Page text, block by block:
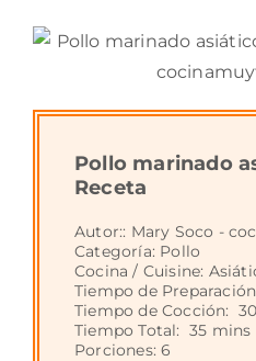
Pollo marinado
Receta
Autor:: Mary Soco -
Categoría: Pollo
Cocina / Cuisine:
Tiempo de
Tiempo de Cocción:
Tiempo Total: 35 mins
Porciones:6